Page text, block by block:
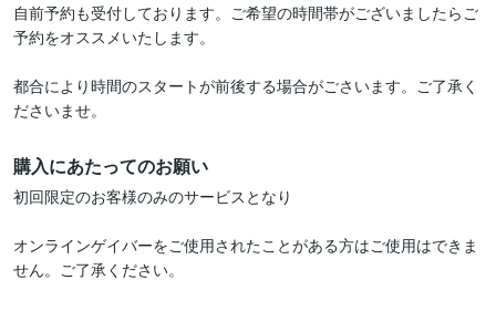
自前予約も受付しております。ご希望の時間帯がございましたらご
予約をオススメいたします。
都合により時間のスタートが前後する場合がごさいます。ご了承く
ださいませ。
購入にあたってのお願い
初回限定のお客様のみのサービスとなり
オンラインゲイバーをご使用されたことがある方はご使用はできま
せん。ご了承ください。